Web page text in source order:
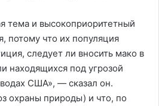
тема и высокоприоритетный
потому что их популяция
следует ли вносить мако в
находящихся под угрозой
США», — сказал он.
охраны природы) и что, по